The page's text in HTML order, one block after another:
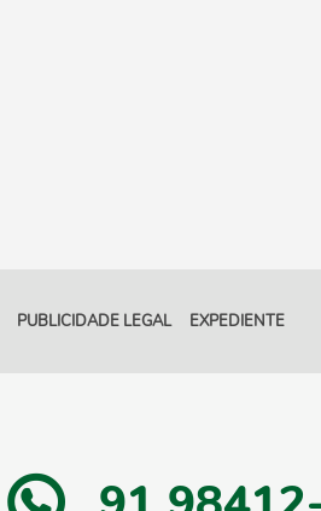
PUBLICIDADE LEGAL EXPEDIENTE